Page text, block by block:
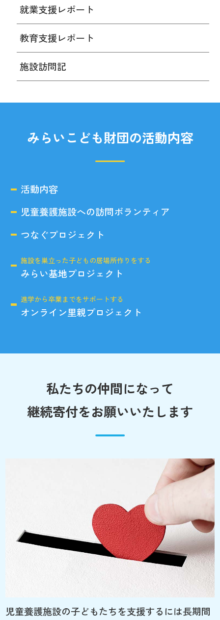
就業支援レポート
教育支援レポート
施設訪問記
みらいこども財団の活動内容
活動内容
児童養護施設への訪問ボランティア
つなぐプロジェクト
施設を巣立った子どもの居場所作りをする
みらい基地プロジェクト
進学から卒業までをサポートする
オンライン里親プロジェクト
私たちの仲間になって
継続寄付をお願いいたします
児童養護施設の子どもたちを支援するには長期間